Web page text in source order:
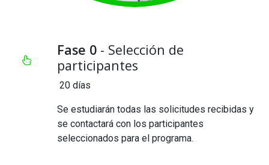
Fase 0 - Selección de
participantes
20 días
Se estudiarán todas las solicitudes recibidas y
se contactará con los participantes
seleccionados para el programa.